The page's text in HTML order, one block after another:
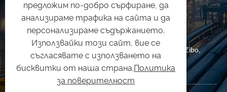
+86-19853377089
qishuai@zbqishuai.cn
Индустриален парк Phoenix, област Linzi, град Zibo,
провинция Shandong, Китай
предложим по-добро сърфиране, да
анализираме трафика на сайта и да
персонализираме съдържанието.
Използвайки този сайт, вие се
съгласявате с използването на
бисквитки от наша страна.Политика
за поверителност